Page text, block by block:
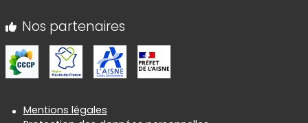
Nos partenaires
Informations réglementaires
Mentions légales